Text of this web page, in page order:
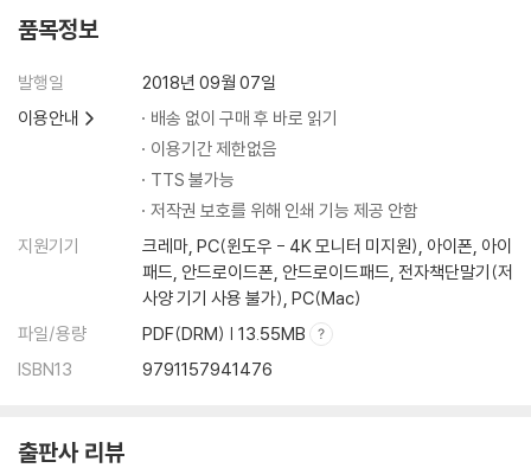
품목정보
발행일
2018년 09월 07일
이용안내
배송 없이 구매 후 바로 읽기
이용기간 제한없음
TTS 불가능
저작권 보호를 위해 인쇄 기능 제공 안함
지원기기
크레마, PC(윈도우 - 4K 모니터 미지원), 아이폰, 아이
패드, 안드로이드폰, 안드로이드패드, 전자책단말기(저
사양 기기 사용 불가), PC(Mac)
파일/용량
PDF(DRM) | 13.55MB
ISBN13
9791157941476
출판사 리뷰